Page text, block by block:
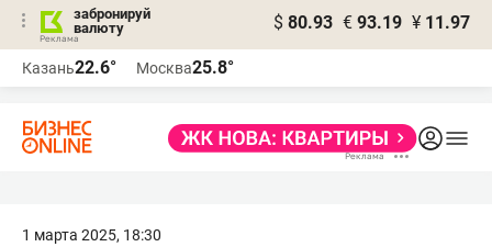
забронируй
валюту
$ 80.93 € 93.19 ¥ 11.97
Казань22.6° Москва25.8°
1 марта 2025, 18:30